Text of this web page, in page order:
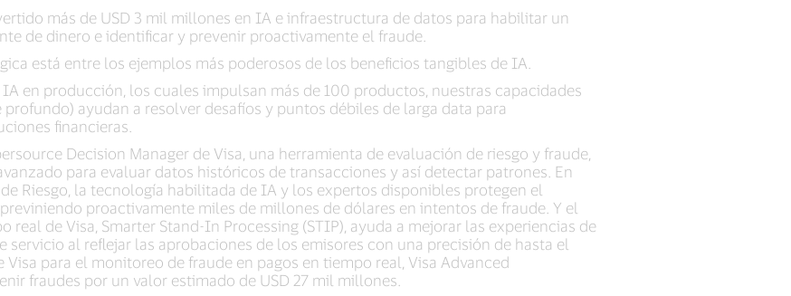
más de USD 3 mil millones en IA e infraestructura de datos para habilitar un
de dinero e identificar y prevenir proactivamente el fraude.
está entre los ejemplos más poderosos de los beneficios tangibles de IA.
en producción, los cuales impulsan más de 100 productos, nuestras capacidades
ayudan a resolver desafíos y puntos débiles de larga data para
financieras.
Decision Manager de Visa, una herramienta de evaluación de riesgo y fraude,
para evaluar datos históricos de transacciones y así detectar patrones. En
Riesgo, la tecnología habilitada de IA y los expertos disponibles protegen el
proactivamente miles de millones de dólares en intentos de fraude. Y el
real de Visa, Smarter Stand-In Processing (STIP), ayuda a mejorar las experiencias de
servicio al reflejar las aprobaciones de los emisores con una precisión de hasta el
Visa para el monitoreo de fraude en pagos en tiempo real, Visa Advanced
fraudes por un valor estimado de USD 27 mil millones.